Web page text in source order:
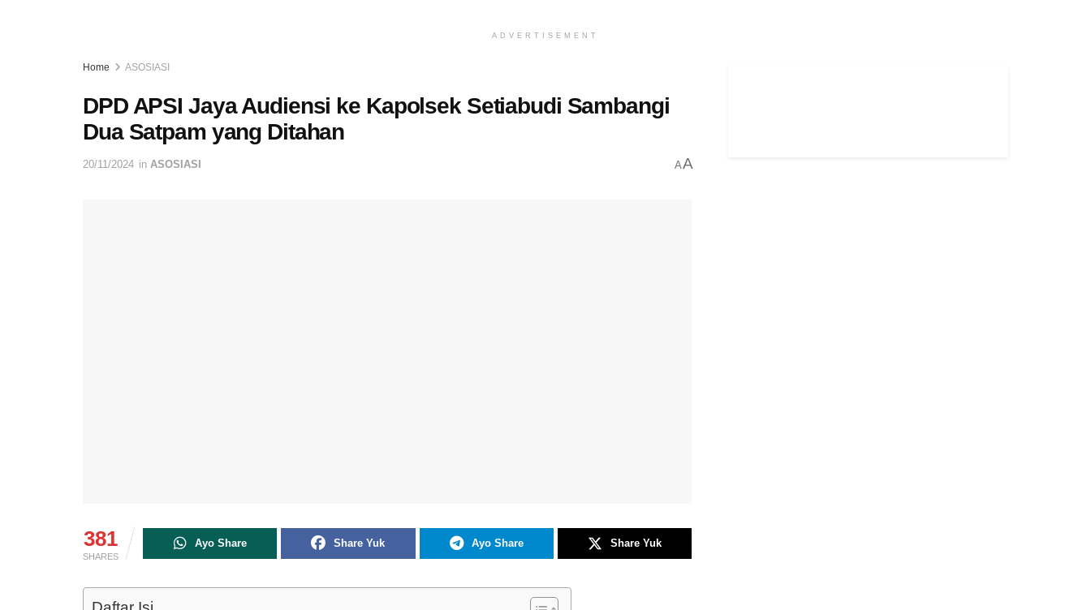
ADVERTISEMENT
Home ASOSIASI
DPD APSI Jaya Audiensi ke Kapolsek Setiabudi Sambangi
Dua Satpam yang Ditahan
20/11/2024 in ASOSIASI AA
381
SHARES
Ayo Share Share Yuk Ayo Share Share Yuk